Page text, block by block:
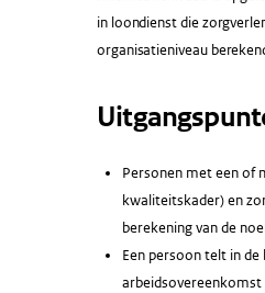
in loondienst die
organisatieniveau
Personen met een of
kwaliteitskader) en
berekening van de
Een persoon telt in de